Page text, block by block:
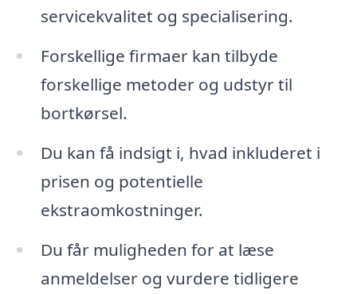
servicekvalitet og specialisering.
Forskellige firmaer kan tilbyde
forskellige metoder og udstyr til
bortkørsel.
Du kan få indsigt i, hvad inkluderet i
prisen og potentielle
ekstraomkostninger.
Du får muligheden for at læse
anmeldelser og vurdere tidligere